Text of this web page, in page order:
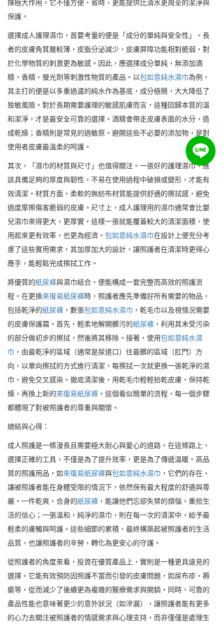
揮極大作用。它不僅方便，省時，更能提供比清水更周全的潔淨與
保護。
選擇成人護理濕巾，首要考量的便是「成分的單純與安全性」。長
者的皮膚角質層較薄，皮脂分泌減少，皮膚屏障功能相對脆弱，對
於化學物質的刺激更為敏感。因此，應選擇成分單純，無添加酒
精，香精，螢光劑等刺激性物質的產品。以包如意純水濕巾為例，
其主打的便是以多重過濾的純水作為基底，成分極簡，大大降低了
致敏風險。對於長期需要護理的敏感肌膚而言，這種回歸本質的溫
和潔淨，才是最安全可靠的選擇。酒精會帶走皮膚表面的水分，造
成乾燥；香精則是常見的過敏原。避開這些不必要的添加物，是對
使用者皮膚最溫柔的呵護。
其次，「濕巾的材質與尺寸」也值得關注。一張好的護理濕巾，應
該具備足夠的厚度與韌性，不易在使用過程中破損或變形，才能有
效清潔。材質方面，柔軟的無紡布材質能提供舒適的擦拭感，避免
過度摩擦傷害脆弱的皮膚。尺寸上，成人護理用的濕巾通常會比嬰
兒濕巾來得更大，更厚實，這樣一張就能覆蓋較大的清潔面積，使
用起來更有效率，也更為經濟。 包如意純水濕巾在設計上便充分考
慮了這些實用需求，其加厚加大的設計，讓照護者在清潔時更得心
應手，能輕鬆完成擦拭工作。
將優質的紙尿褲與濕巾結合，便能構成一套完整而高效的照護流
程。在更換來復易紙尿褲時，照護者應先準備好所有需要的物品，
包括乾淨的紙尿褲 ，數張包如意純水濕巾 ，乾毛巾以及視情況需要
的皮膚保護霜。首先，輕柔地解開髒污的紙尿褲 ，利用其未受污染
的部分做初步的擦拭，然後將其移除。接著，使用包如意純水濕
巾 ，由最乾淨的區域（通常是尿道口）往最髒的區域（肛門）方
向，以單向擦拭的方式進行清潔，每擦拭一次就更換一張乾淨的濕
巾，避免交叉感染。徹底清潔後，用乾毛巾輕輕拍乾皮膚，保持乾
燥，再換上新的來復易紙尿褲 。這個看似簡單的流程，每一個步驟
都體現了對被照護者的尊重與關懷。
總結與心得：
成人照護是一條漫長且需要極大耐心與愛心的道路。在這條路上，
選擇正確的工具，不僅是為了提升效率，更是為了傳遞溫暖。高品
質的照護用品，如來復易紙尿褲與包如意純水濕巾 ，它們的存在，
讓被照護者能在身體受限的情況下，依然保有最大程度的舒適與尊
嚴。一件乾爽，合身的紙尿褲 ，能讓他們忘卻失禁的煩惱，重拾生
活的信心；一張溫和，純淨的濕巾，則在每一次的清潔中，給予最
輕柔的膚觸與呵護。這些細節的累積，最終構築起被照護者的生活
品質，也讓照護者的辛勞，轉化為更安心的守護。
從照護者的角度來看，投資在優質產品上，實則是一種更具遠見的
選擇。它能有效預防因照護不當而引發的皮膚問題，如尿布疹，褥
瘡等，從而減少了後續更為複雜的醫療需求與開銷。同時，可靠的
產品性能也意味著更少的意外狀況（如滲漏），讓照護者能有更多
的心力去關注被照護者的情感需求與心理支持，而非僅僅是處理生